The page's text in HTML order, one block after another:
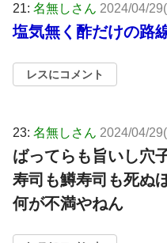
21: 名無しさん 2024/04/
塩気無く酢だけの路
レスにコメント
23: 名無しさん 2024/04/
ばってらも旨いし穴
寿司も鱒寿司も死ぬ
何が不満やねん